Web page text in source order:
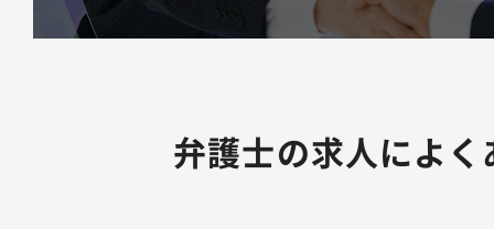
弁護士の求人によ